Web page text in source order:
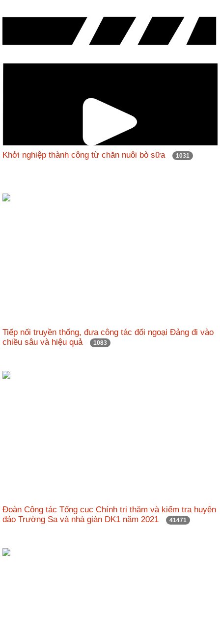
Khởi nghiệp thành công từ chăn nuôi bò sữa 1031
Tiếp nối truyền thống, đưa công tác đối ngoại Đảng đi vào
chiều sâu và hiệu quả
1083
Đoàn Công tác Tổng cục Chính trị thăm và kiểm tra huyện
đảo Trường Sa và nhà giàn DK1 năm 2021
41471